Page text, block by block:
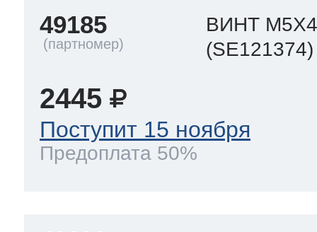
49185
ВИНТ
(SE121374)
2445
Поступит 15 ноября
Предоплата 50%